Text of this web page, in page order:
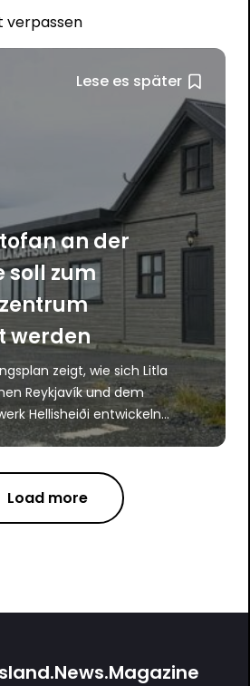
verpassen
Lese es später
an der
soll zum
werden
zeigt, wie sich Litla
Reykjavík und dem
Hellisheiði entwickeln...
Load more